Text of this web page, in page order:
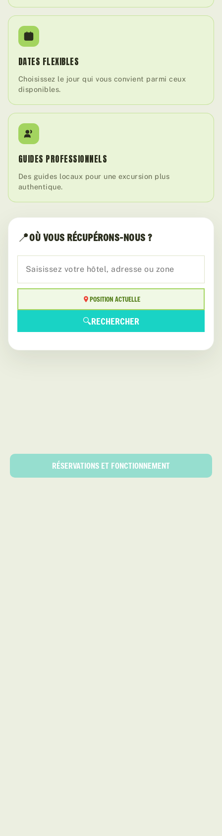
DATES FLEXIBLES
Choisissez le jour qui vous convient parmi ceux
disponibles.
GUIDES PROFESSIONNELS
Des guides locaux pour une excursion plus
authentique.
📍OÙ VOUS RÉCUPÉRONS-NOUS ?
POSITION ACTUELLE
🔍RECHERCHER
RÉSERVATIONS ET FONCTIONNEMENT